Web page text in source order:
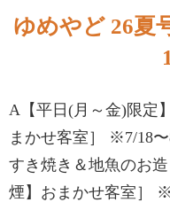
ゆめやど 26夏
A【平日(月～金)限定
まかせ客室］ ※7/18
すき焼き＆地魚のお
煙】おまかせ客室］